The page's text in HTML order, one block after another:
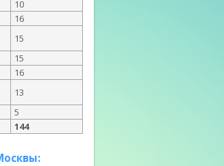
10
16
15
15
16
13
5
144